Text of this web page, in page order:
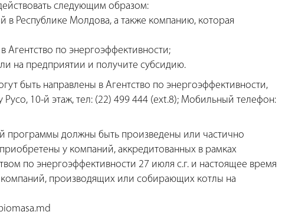
следующим образом:
в Республике Молдова, а также компанию, которая
Агентство по энергоэффективности;
на предприятии и получите субсидию.
быть направлены в Агентство по энергоэффективности,
Русо, 10-й этаж, тел: (22) 499 444 (ext.8); Мобильный телефон:
программы должны быть произведены или частично
у компаний, аккредитованных в рамках
по энергоэффективности 27 июля с.г. и настоящее время
производящих или собирающих котлы на